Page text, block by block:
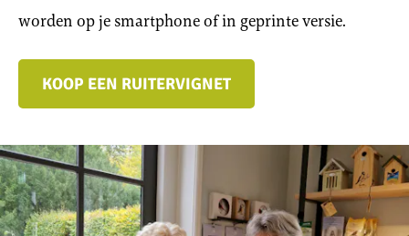
worden op je smartphone of in geprinte versie.
KOOP EEN RUITERVIGNET